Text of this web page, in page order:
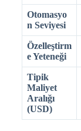
Otomasyo
n Seviyesi
Özelleştirm
e Yeteneği
Tipik
Maliyet
Aralığı
(USD)